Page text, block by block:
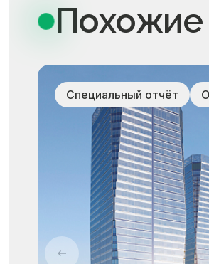
Похожие
Специальный отчёт